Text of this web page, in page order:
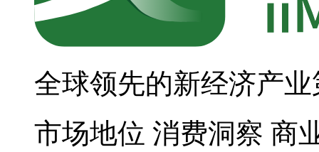
全球领先的新经济产
市场地位 消费洞察 商